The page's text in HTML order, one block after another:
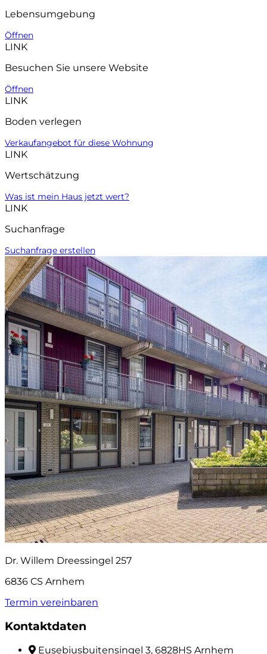
Lebensumgebung
Öffnen
LINK
Besuchen Sie unsere Website
Öffnen
LINK
Boden verlegen
Verkaufangebot für diese Wohnung
LINK
Wertschätzung
Was ist mein Haus jetzt wert?
LINK
Suchanfrage
Suchanfrage erstellen
Dr. Willem Dreessingel 257
6836 CS Arnhem
Termin vereinbaren
Kontaktdaten
Eusebiusbuitensingel 3, 6828HS Arnhem